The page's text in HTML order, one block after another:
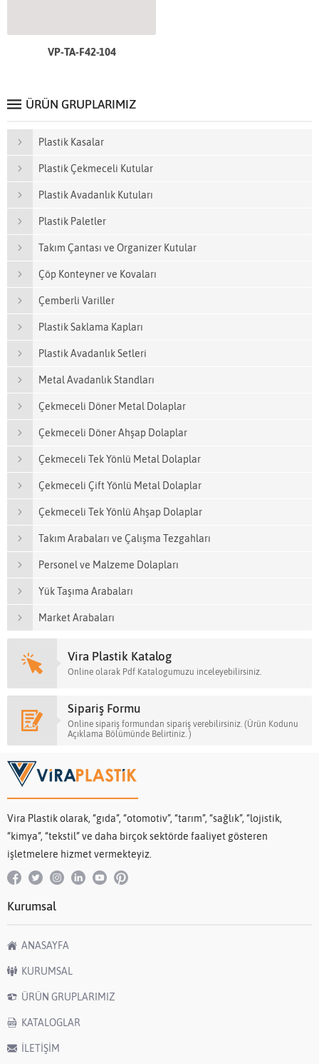
VP-TA-F42-104
ÜRÜN GRUPLARIMIZ
Plastik Kasalar
Plastik Çekmeceli Kutular
Plastik Avadanlık Kutuları
Plastik Paletler
Takım Çantası ve Organizer Kutular
Çöp Konteyner ve Kovaları
Çemberli Variller
Plastik Saklama Kapları
Plastik Avadanlık Setleri
Metal Avadanlık Standları
Çekmeceli Döner Metal Dolaplar
Çekmeceli Döner Ahşap Dolaplar
Çekmeceli Tek Yönlü Metal Dolaplar
Çekmeceli Çift Yönlü Metal Dolaplar
Çekmeceli Tek Yönlü Ahşap Dolaplar
Takım Arabaları ve Çalışma Tezgahları
Personel ve Malzeme Dolapları
Yük Taşıma Arabaları
Market Arabaları
Vira Plastik Katalog
Online olarak Pdf Katalogumuzu inceleyebilirsiniz.
Sipariş Formu
Online sipariş formundan sipariş verebilirsiniz. (Ürün Kodunu
Açıklama Bölümünde Belirtiniz. )
Vira Plastik olarak, “gıda”, “otomotiv”, “tarım”, “sağlık”, “lojistik,
“kimya”, “tekstil” ve daha birçok sektörde faaliyet gösteren
işletmelere hizmet vermekteyiz.
Kurumsal
ANASAYFA
KURUMSAL
ÜRÜN GRUPLARIMIZ
KATALOGLAR
İLETİŞİM